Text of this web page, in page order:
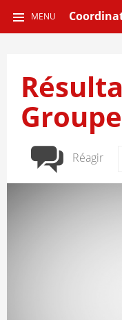
MENU
AU
Réagir